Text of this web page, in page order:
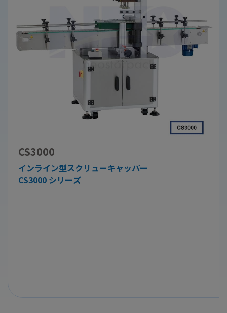
CS3000
インライン型スクリューキャッパー
CS3000 シリーズ